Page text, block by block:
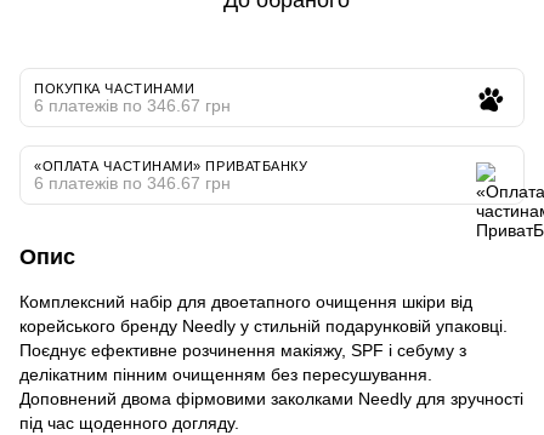
ПОКУПКА ЧАСТИНАМИ
6 платежів по 346.67 грн
«ОПЛАТА ЧАСТИНАМИ» ПРИВАТБАНКУ
6 платежів по 346.67 грн
Опис
Комплексний набір для двоетапного очищення шкіри від
корейського бренду Needly у стильній подарунковій упаковці.
Поєднує ефективне розчинення макіяжу, SPF і себуму з
делікатним пінним очищенням без пересушування.
Доповнений двома фірмовими заколками Needly для зручності
під час щоденного догляду.